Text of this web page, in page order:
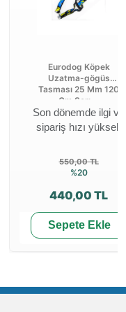
Eurodog Köpek
Uzatma-gögüs
Tasması 25 Mm 120
Cm Sarı ...
Son dönemde ilgi ve
sipariş hızı yüksek
550,00 TL
%20
440,00 TL
Sepete Ekle